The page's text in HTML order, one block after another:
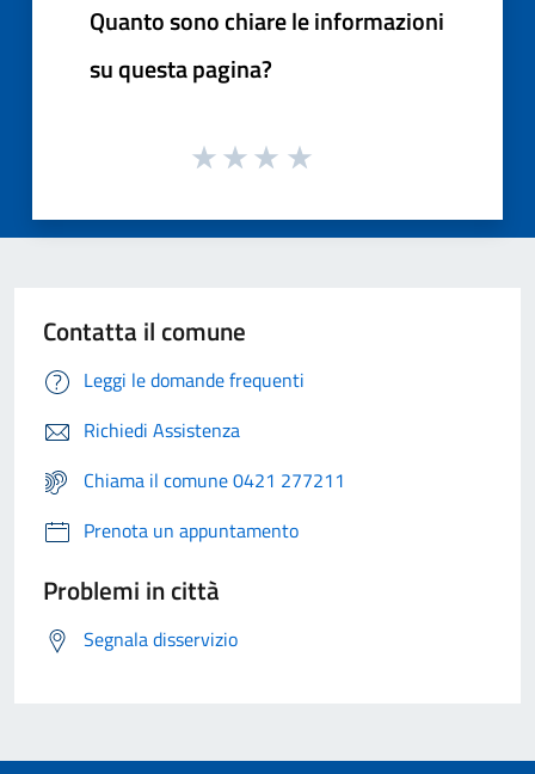
Quanto sono chiare le informazioni
su questa pagina?
Contatta il comune
Leggi le domande frequenti
Richiedi Assistenza
Chiama il comune 0421 277211
Prenota un appuntamento
Problemi in città
Segnala disservizio